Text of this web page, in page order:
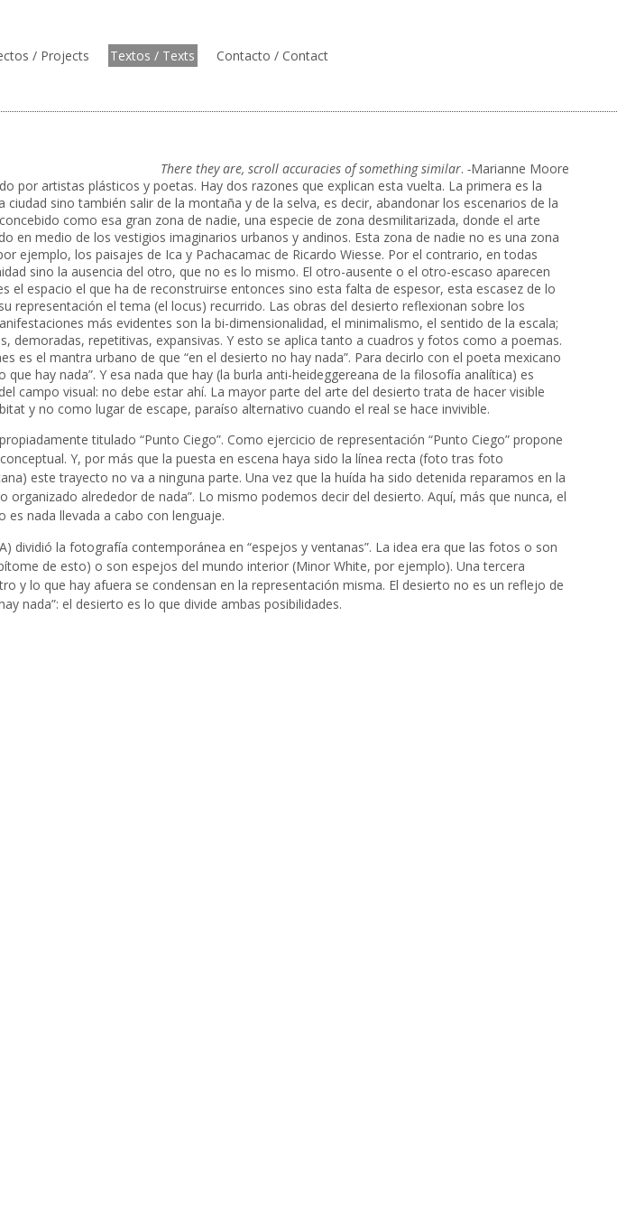
/ Projects Textos / Texts Contacto / Contact
There they are, scroll accuracies of something similar.-Marianne Moore
por artistas plásticos y poetas. Hay dos razones que explican esta vuelta. La primera es la
ciudad sino también salir de la montaña y de la selva, es decir, abandonar los escenarios de la
como esa gran zona de nadie, una especie de zona desmilitarizada, donde el arte
en medio de los vestigios imaginarios urbanos y andinos. Esta zona de nadie no es una zona
ejemplo, los paisajes de Ica y Pachacamac de Ricardo Wiesse. Por el contrario, en todas
sino la ausencia del otro, que no es lo mismo. El otro-ausente o el otro-escaso aparecen
el espacio el que ha de reconstruirse entonces sino esta falta de espesor, esta escasez de lo
representación el tema (el locus) recurrido. Las obras del desierto reflexionan sobre los
más evidentes son la bi-dimensionalidad, el minimalismo, el sentido de la escala;
demoradas, repetitivas, expansivas. Y esto se aplica tanto a cuadros y fotos como a poemas.
es el mantra urbano de que “en el desierto no hay nada”. Para decirlo con el poeta mexicano
hay nada”. Y esa nada que hay (la burla anti-heideggereana de la filosofía analítica) es
campo visual: no debe estar ahí. La mayor parte del arte del desierto trata de hacer visible
y no como lugar de escape, paraíso alternativo cuando el real se hace invivible.
titulado “Punto Ciego”. Como ejercicio de representación “Punto Ciego” propone
Y, por más que la puesta en escena haya sido la línea recta (foto tras foto
este trayecto no va a ninguna parte. Una vez que la huída ha sido detenida reparamos en la
organizado alrededor de nada”. Lo mismo podemos decir del desierto. Aquí, más que nunca, el
nada llevada a cabo con lenguaje.
dividió la fotografía contemporánea en “espejos y ventanas”. La idea era que las fotos o son
de esto) o son espejos del mundo interior (Minor White, por ejemplo). Una tercera
y lo que hay afuera se condensan en la representación misma. El desierto no es un reflejo de
nada”: el desierto es lo que divide ambas posibilidades.